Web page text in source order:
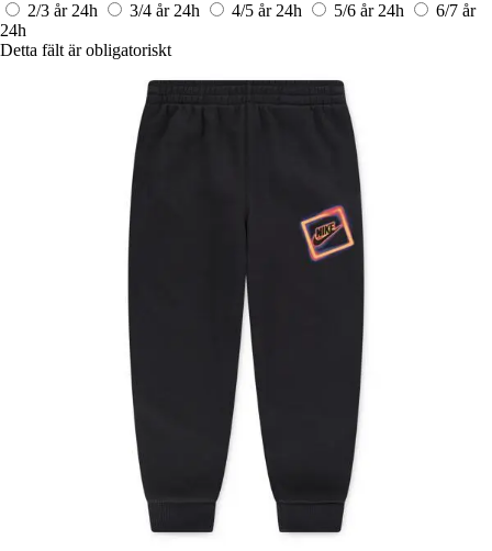
2/3 år 24h 3/4 år 24h 4/5 år 24h 5/6 år 24h
6/7 år
24h
Detta fält är obligatoriskt